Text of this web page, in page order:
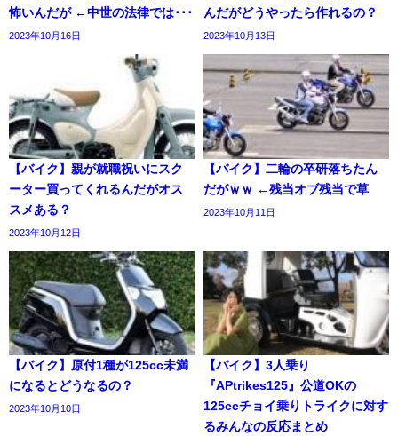
怖いんだが ←中世の法律では･･･
2023年10月16日
んだがどうやったら作れるの？
2023年10月13日
【バイク】親が就職祝いにスク
ーター買ってくれるんだがオス
スメある？
2023年10月12日
【バイク】二輪の卒研落ちたん
だがｗｗ ←残当オブ残当で草
2023年10月11日
【バイク】原付1種が125cc未満
になるとどうなるの？
2023年10月10日
【バイク】3人乗り
『APtrikes125』公道OKの
125ccチョイ乗りトライクに対す
るみんなの反応まとめ